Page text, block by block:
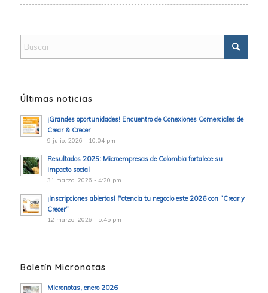
Últimas noticias
¡Grandes oportunidades! Encuentro de Conexiones Comerciales de
Crear & Crecer
9 julio, 2026 - 10:04 pm
Resultados 2025: Microempresas de Colombia fortalece su
impacto social
31 marzo, 2026 - 4:20 pm
¡Inscripciones abiertas! Potencia tu negocio este 2026 con “Crear y
Crecer”
12 marzo, 2026 - 5:45 pm
Boletín Micronotas
Micronotas, enero 2026